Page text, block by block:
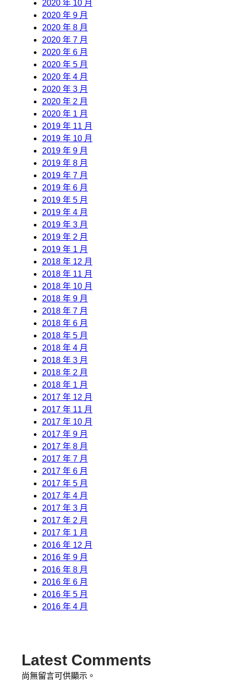
2020 年 10 月
2020 年 9 月
2020 年 8 月
2020 年 7 月
2020 年 6 月
2020 年 5 月
2020 年 4 月
2020 年 3 月
2020 年 2 月
2020 年 1 月
2019 年 11 月
2019 年 10 月
2019 年 9 月
2019 年 8 月
2019 年 7 月
2019 年 6 月
2019 年 5 月
2019 年 4 月
2019 年 3 月
2019 年 2 月
2019 年 1 月
2018 年 12 月
2018 年 11 月
2018 年 10 月
2018 年 9 月
2018 年 7 月
2018 年 6 月
2018 年 5 月
2018 年 4 月
2018 年 3 月
2018 年 2 月
2018 年 1 月
2017 年 12 月
2017 年 11 月
2017 年 10 月
2017 年 9 月
2017 年 8 月
2017 年 7 月
2017 年 6 月
2017 年 5 月
2017 年 4 月
2017 年 3 月
2017 年 2 月
2017 年 1 月
2016 年 12 月
2016 年 9 月
2016 年 8 月
2016 年 6 月
2016 年 5 月
2016 年 4 月
Latest Comments
尚無留言可供顯示。